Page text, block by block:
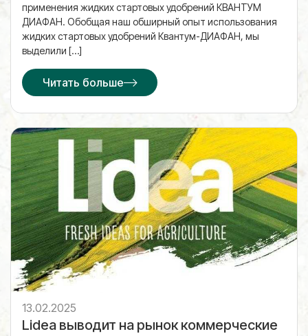
применения жидких стартовых удобрений КВАНТУМ
ДИАФАН. Обобщая наш обширный опыт использования
жидких стартовых удобрений Квантум-ДИАФАН, мы
выделили […]
Читать больше
13.02.2025
Lidea выводит на рынок коммерческие